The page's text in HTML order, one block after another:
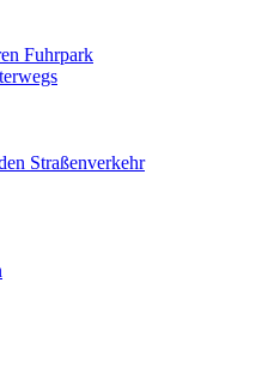
Fuhrpark
Straßenverkehr